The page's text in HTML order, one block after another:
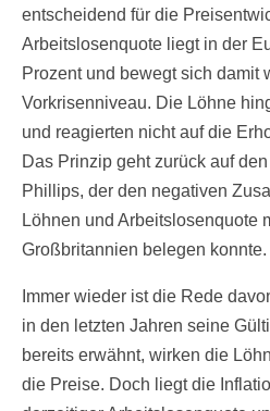
entscheidend für die
Arbeitslosenquote liegt in der
Prozent und bewegt sich damit
Vorkrisenniveau. Die Löhne
und reagierten nicht auf die
Das Prinzip geht zurück auf
Phillips, der den negativen
Löhnen und Arbeitslosenquote
Großbritannien belegen konnte.
Immer wieder ist die Rede
in den letzten Jahren seine
bereits erwähnt, wirken die
die Preise. Doch liegt die